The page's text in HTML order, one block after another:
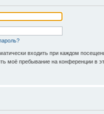
входить при каждом
моё пребывание на конференции в